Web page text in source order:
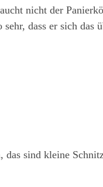
nicht der
dass er sich
sind kleine